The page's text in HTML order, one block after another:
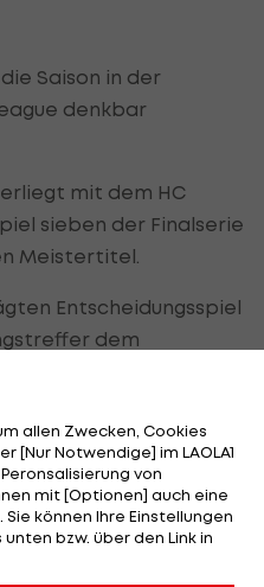
Saison in der
denkbar
mit dem HC
sieben der Finalserie
Meistertitel.
Entscheidungsspiel
dem
20 Sekunden vor dem
Minuten am Eis und
nach in der
allen Zwecken, Cookies
[Nur Notwendige] im LAOLA1
von
mit [Optionen] auch eine
können Ihre Einstellungen
bzw. über den Link in